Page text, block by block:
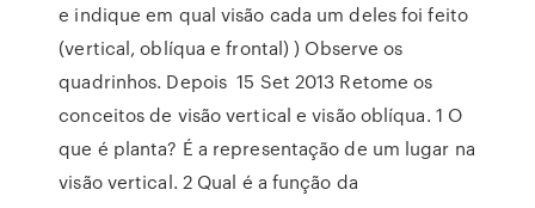
e indique em qual visão cada um deles foi feito
(vertical, oblíqua e frontal) ) Observe os
quadrinhos. Depois 15 Set 2013 Retome os
conceitos de visão vertical e visão oblíqua. 1 O
que é planta? É a representação de um lugar na
visão vertical. 2 Qual é a função da